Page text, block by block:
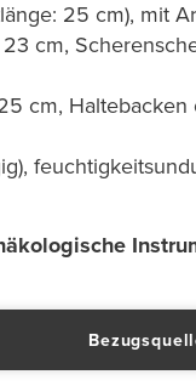
25 cm), mit
cm,
cm,